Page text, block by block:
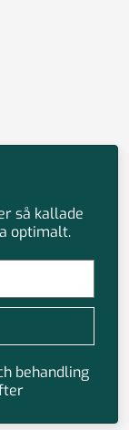
så kallade
optimalt.
behandling